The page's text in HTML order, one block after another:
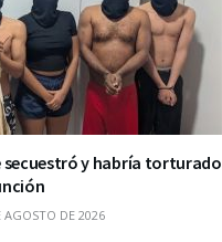
secuestró y habría torturado
DE 2026